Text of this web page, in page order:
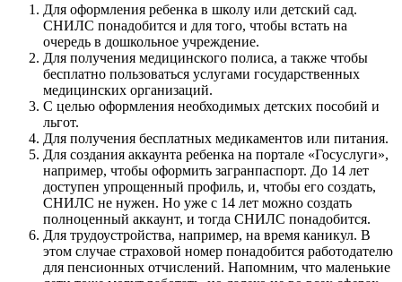
Для оформления ребенка в школу или детский сад.
СНИЛС понадобится и для того, чтобы встать на
очередь в дошкольное учреждение.
Для получения медицинского полиса, а также чтобы
бесплатно пользоваться услугами государственных
медицинских организаций.
С целью оформления необходимых детских пособий и
льгот.
Для получения бесплатных медикаментов или питания.
Для создания аккаунта ребенка на портале «Госуслуги»,
например, чтобы оформить загранпаспорт. До 14 лет
доступен упрощенный профиль, и, чтобы его создать,
СНИЛС не нужен. Но уже с 14 лет можно создать
полноценный аккаунт, и тогда СНИЛС понадобится.
Для трудоустройства, например, на время каникул. В
этом случае страховой номер понадобится работодателю
для пенсионных отчислений. Напомним, что маленькие